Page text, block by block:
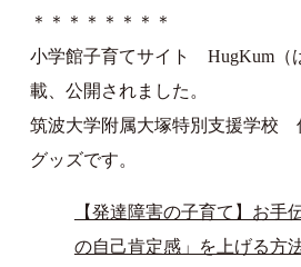
＊＊＊＊＊＊＊＊
小学館子育てサイト HugKum（
載、公開されました。
筑波大学附属大塚特別支援学校
グッズです。
【発達障害の子育て】お手
の自己肯定感」を上げる方